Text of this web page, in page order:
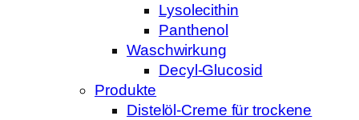
Lysolecithin
Panthenol
Waschwirkung
Decyl-Glucosid
Produkte
Distelöl-Creme für trockene